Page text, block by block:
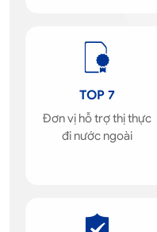
TOP 7
Đơn vị hỗ trợ thị thực
đi nước ngoài